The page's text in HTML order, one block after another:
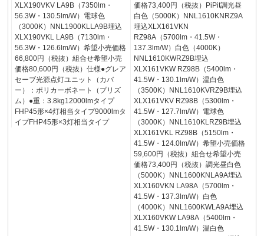
XLX190VKV LA9B（7350lm・
56.3W・130.5lm/W）電球色
（3000K）NNL1900KLLA9B埋込
XLX190VKL LA9B（7130lm・
56.3W・126.6lm/W）希望小売価格
66,800円（税抜）組合せ希望小売
価格80,600円（税抜）仕様●グレア
セーブ光源点灯ユニット（カバ
ー）：ポリカーボネート（プリズ
ム）●重：3.8kg12000lmタイプ
FHP45形×4灯相当タイプ9000lmタ
イプFHP45形×3灯相当タイプ
価格73,400円（税抜）PiPit調光昼
白色（5000K）NNL1610KNRZ9A
埋込XLX161VKN
RZ98A（5700lm・41.5W・
137.3lm/W）白色（4000K）
NNL1610KWRZ9B埋込
XLX161VKW RZ98B（5400lm・
41.5W・130.1lm/W）温白色
（3500K）NNL1610KVRZ9B埋込
XLX161VKV RZ98B（5300lm・
41.5W・127.7lm/W）電球色
（3000K）NNL1610KLRZ9B埋込
XLX161VKL RZ98B（5150lm・
41.5W・124.0lm/W）希望小売価格
59,600円（税抜）組合せ希望小売
価格73,400円（税抜）調光昼白色
（5000K）NNL1600KNLA9A埋込
XLX160VKN LA98A（5700lm・
41.5W・137.3lm/W）白色
（4000K）NNL1600KWLA9A埋込
XLX160VKW LA98A（5400lm・
41.5W・130.1lm/W）温白色